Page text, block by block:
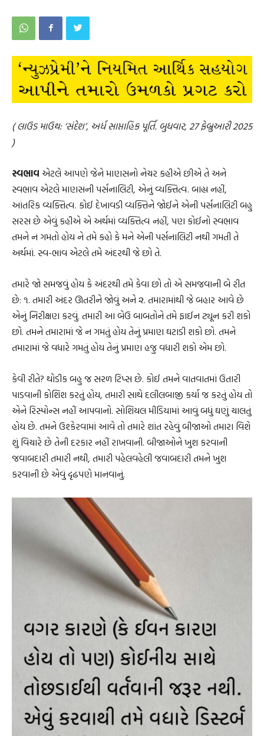
( લાઉડ માઉથ: ‘સંદેશ’, અર્ધ સાપ્તાહિક પૂર્તિ. બુધવાર, 27 ફેબ્રુઆરી 2025
)
સ્વભાવ એટલે આપણે જેને માણસનો નેચર કહીએ છીએ તે અને
સ્વભાવ એટલે માણસની પર્સનાલિટી, એનું વ્યક્તિત્વ. બાહ્ય નહીં,
આંતરિક વ્યક્તિત્વ. કોઈ દેખાવડી વ્યક્તિને જોઈને એની પર્સનાલિટી બહુ
સરસ છે એવું કહીએ એ અર્થમાં વ્યક્તિત્વ નહીં, પણ કોઈનો સ્વભાવ
તમને ન ગમતો હોય ને તમે કહો કે મને એની પર્સનાલિટી નથી ગમતી તે
અર્થમાં. સ્વ-ભાવ એટલે તમે અંદરથી જે છો તે.
તમારે જો સમજવું હોય કે અંદરથી તમે કેવા છો તો એ સમજવાની બે રીત
છે: ૧. તમારી અંદર ઊતરીને જોવું અને ૨. તમારામાંથી જે બહાર આવે છે
એનું નિરીક્ષણ કરવું. તમારી આ બેઉ બાબતોને તમે ફાઈન ટ્યૂન કરી શકો
છો. તમને તમારામાં જે ન ગમતું હોય તેનું પ્રમાણ ઘટાડી શકો છો. તમને
તમારામાં જે વધારે ગમતું હોય તેનું પ્રમાણ હજુ વધારી શકો એમ છો.
કેવી રીતે? થોડીક બહુ જ સરળ ટિપ્સ છે. કોઈ તમને વાતવાતમાં ઉતારી
પાડવાની કોશિશ કરતું હોય, તમારી સાથે દલીલબાજી કર્યા જ કરતું હોય તો
એને રિસ્પોન્સ નહીં આપવાનો. સોશિયલ મીડિયામાં આવું બધું ઘણું ચાલતું
હોય છે. તમને ઉશ્કેરવામાં આવે તો તમારે શાંત રહેવું બીજાઓ તમારા વિશે
શું વિચારે છે તેની દરકાર નહીં રાખવાની. બીજાઓને ખુશ કરવાની
જવાબદારી તમારી નથી, તમારી પહેલવહેલી જવાબદારી તમને ખુશ
કરવાની છે એવું દૃઢપણે માનવાનું.